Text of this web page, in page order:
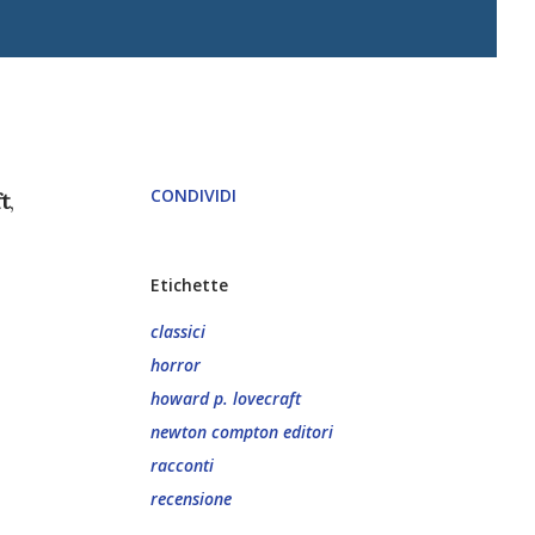
, CONDIVIDI
Etichette
classici
horror
howard p. lovecraft
newton compton editori
racconti
recensione